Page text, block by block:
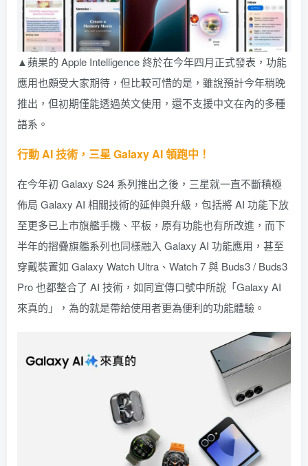
▲蘋果的 Apple Intelligence 終於在今年四月正式發表，功能
應用也頗受大家期待，但比較可惜的是，雖說預計今年稍晚
推出，但初期僅能透過英文使用，還不支援中文在內的多種
語系。
行動 AI 技術，三星 Galaxy AI 領跑中！
在今年初 Galaxy S24 系列推出之後，三星就一直不斷積極
佈局 Galaxy AI 相關技術的延伸與升級，包括將 AI 功能下放
至更多已上市旗艦手機、平板，原有功能也有所改進，而下
半年的摺疊旗艦系列也同樣融入 Galaxy AI 功能應用，甚至
穿戴裝置如 Galaxy Watch Ultra、Watch 7 與 Buds3 / Buds3
Pro 也都整合了 AI 技術，如同宣傳口號中所說「Galaxy AI
來真的」，為的就是帶給使用者更為便利的功能體驗。